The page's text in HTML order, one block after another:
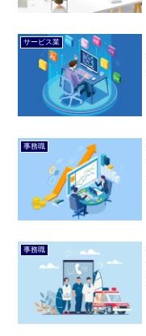
サービス業
事務職
事務職